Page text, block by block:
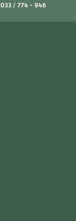
033 / 774 - 946